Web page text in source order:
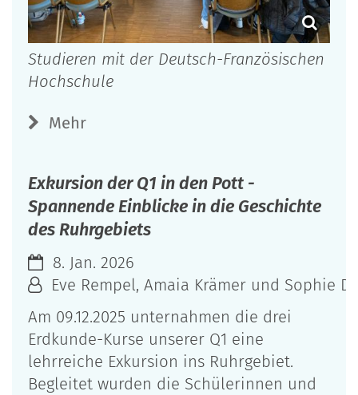
Studieren mit der Deutsch-Französischen
Hochschule
Mehr
Exkursion der Q1 in den Pott -
Spannende Einblicke in die Geschichte
des Ruhrgebiets
8. Jan. 2026
Eve Rempel, Amaia Krämer und Sophie
Am 09.12.2025 unternahmen die drei
Erdkunde-Kurse unserer Q1 eine
lehrreiche Exkursion ins Ruhrgebiet.
Begleitet wurden die Schülerinnen und